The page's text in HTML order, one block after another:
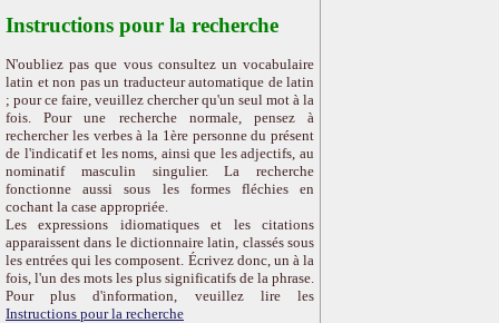
Instructions pour la recherche
N'oubliez pas que vous consultez un vocabulaire
latin et non pas un traducteur automatique de latin
; pour ce faire, veuillez chercher qu'un seul mot à la
fois. Pour une recherche normale, pensez à
rechercher les verbes à la 1ère personne du présent
de l'indicatif et les noms, ainsi que les adjectifs, au
nominatif masculin singulier. La recherche
fonctionne aussi sous les formes fléchies en
cochant la case appropriée.
Les expressions idiomatiques et les citations
apparaissent dans le dictionnaire latin, classés sous
les entrées qui les composent. Écrivez donc, un à la
fois, l'un des mots les plus significatifs de la phrase.
Pour plus d'information, veuillez lire les
Instructions pour la recherche